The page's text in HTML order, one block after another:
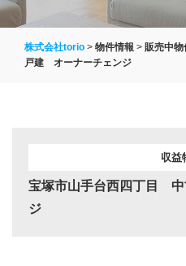
株式会社torio > 物件情報 > 販売中物
戸建 オーナーチェンジ
収益
宝塚市山手台西四丁目
ジ